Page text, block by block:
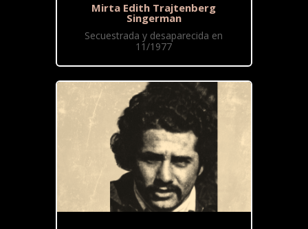
Mirta Edith Trajtenberg
Singerman
Secuestrada y desaparecida en
11/1977